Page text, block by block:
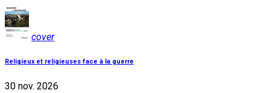
cover
Religieux et religieuses face à la guerre
30 nov. 2026